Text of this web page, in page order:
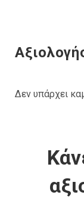
Δεν υπάρχει